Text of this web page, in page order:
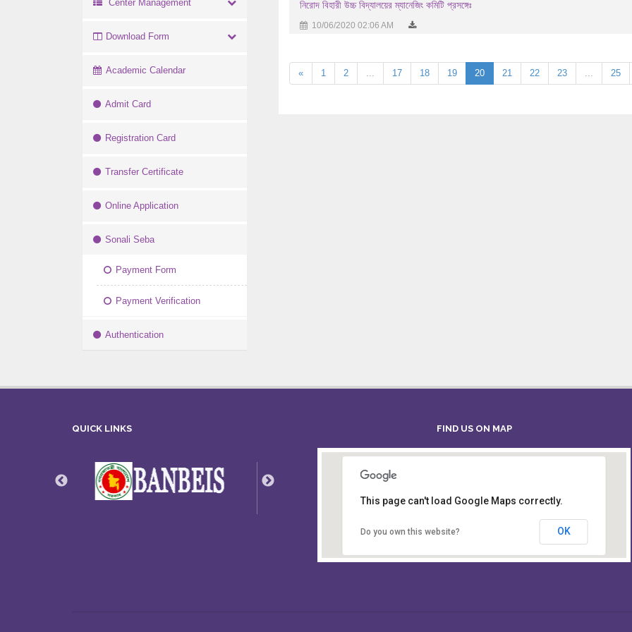
Center Management
Download Form
Academic Calendar
Admit Card
Registration Card
Transfer Certificate
Online Application
Sonali Seba
Payment Form
Payment Verification
Authentication
নিরোদ বিহারী উচ্চ বিদ্যালয়ের ম্যানেজিং কমিটি প্রসঙ্গেঃ
10/06/2020 02:06 AM
« 1 2 ... 17 18 19 20 21 22 23 ... 25
QUICK LINKS FIND US ON MAP
This page can't load Google Maps correctly.
Do you own this website? OK